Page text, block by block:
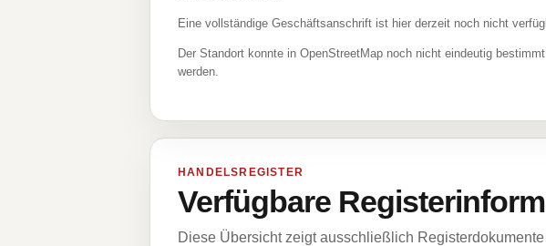
Eine vollständige Geschäftsanschrift ist hier derzeit noch nicht
Der Standort konnte in OpenStreetMap noch nicht eindeutig bestimmt
werden.
HANDELSREGISTER
Verfügbare
Diese Übersicht zeigt ausschließlich